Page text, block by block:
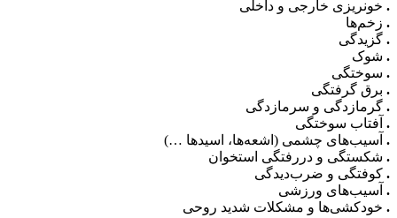
. خونریزی خارجی و داخلی
. زخم‌ها
. گزیدگی
. شوک
. سوختگی
. برق گرفتگی
. گرمازدگی و سرمازدگی
. آفتاب سوختگی
. آسیب‌های چشمی (اشعه‌ها، اسیدها …)
. شکستگی و دررفتگی استخوان
. کوفتگی و ضرب‌دیدگی
. آسیب‌های ورزشی
. خودکشی‌ها و مشکلات شدید روحی